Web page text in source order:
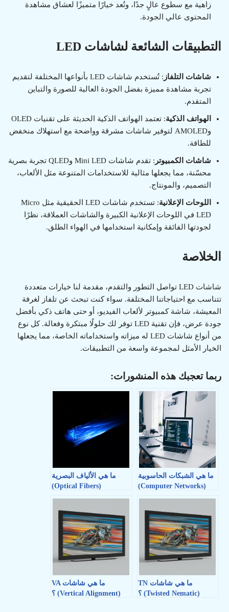
زاهية مع سطوع عالٍ جدًا، وتُعد خيارًا متميزًا لعشاق مشاهدة
المحتوى عالي الجودة.
التطبيقات الشائعة لشاشات LED
شاشات التلفاز
: تُستخدم شاشات LED بأنواعها المختلفة لتقديم
تجربة مشاهدة مميزة بفضل الجودة العالية للصورة والتباين
المتقدم.
الهواتف الذكية
: تعتمد الهواتف الذكية الحديثة على تقنيات OLED
وAMOLED لتوفير شاشات مشرقة وواضحة مع استهلاك منخفض
للطاقة.
شاشات الكمبيوتر
: تقدم شاشات Mini LED وQLED تجربة بصرية
محسّنة، مما يجعلها مثالية للاستخدامات المتنوعة مثل الألعاب،
التصميم، والمونتاج.
اللوحات الإعلانية
: تستخدم شاشات LED الحقيقية مثل Micro
LED في اللوحات الإعلانية الكبيرة والشاشات العملاقة، نظرًا
لجودتها الفائقة وإمكانية استخدامها في الهواء الطلق.
الخلاصة
شاشات LED تواصل التطور والتقدم، مقدمة لنا خيارات متعددة
تتناسب مع احتياجاتنا المختلفة. سواء كنت تبحث عن تلفاز لغرفة
المعيشة، شاشة كمبيوتر لألعاب الفيديو، أو حتى هاتف ذكي بأفضل
جودة عرض، فإن تقنية LED توفر لك حلولًا مبتكرة وفعالة. كل نوع
من أنواع شاشات LED له ميزاته واستخداماته الخاصة، مما يجعلها
الخيار الأمثل لمجموعة واسعة من التطبيقات.
ربما تعجبك هذه المنشورات:
ما هي الشبكات الحاسوبية
(Computer Networks)
ما هي الألياف البصرية
(Optical Fibers)
ما هي شاشات TN
(Twisted Nematic) ؟
ما هي شاشات VA
(Vertical Alignment) ؟